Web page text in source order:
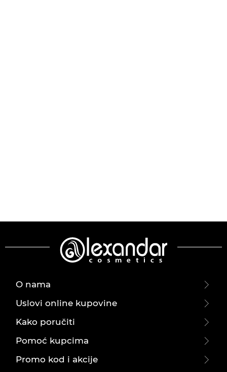
O nama
Uslovi online kupovine
Kako poručiti
Pomoć kupcima
Promo kod i akcije